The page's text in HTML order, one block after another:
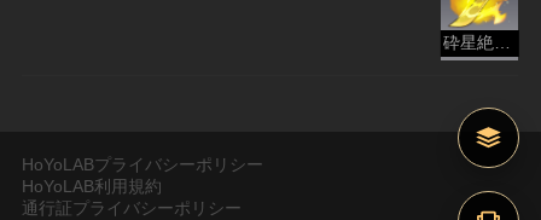
砕星絶塵剣/無想転生剣/大宝剣
HoYoLABプライバシーポリシー
HoYoLAB利用規約
通行証プライバシーポリシー